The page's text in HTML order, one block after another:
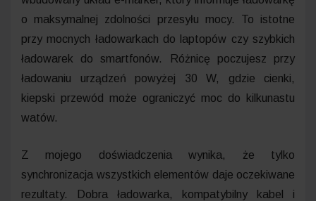
o maksymalnej zdolności przesyłu mocy. To istotne
przy mocnych ładowarkach do laptopów czy szybkich
ładowarek do smartfonów. Różnicę poczujesz przy
ładowaniu urządzeń powyżej 30 W, gdzie cienki,
kiepski przewód może ograniczyć moc do kilkunastu
watów.
Z mojego doświadczenia wynika, że tylko
synchronizacja wszystkich elementów daje oczekiwane
rezultaty. Dobra ładowarka, kompatybilny kabel i